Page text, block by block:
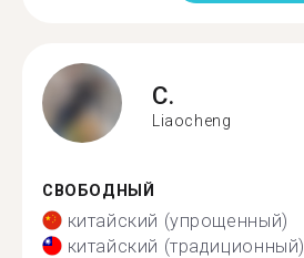
C.
Liaocheng
СВОБОДНЫЙ
китайский (упрощенный)
китайский (традиционный)